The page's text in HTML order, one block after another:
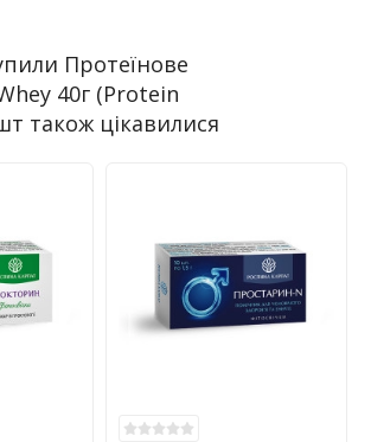
Протеїнове
40г (Protein
також цікавилися